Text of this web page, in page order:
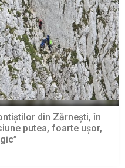
din Zărnești, în
putea, foarte ușor,